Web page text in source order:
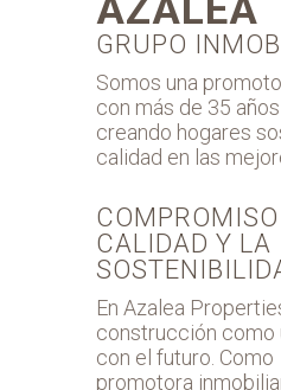
AZALEA
GRUPO
Somos una
con más de 35
creando hogares
calidad en las
CALIDAD Y LA
En Azalea
construcción como
con el futuro. Como
promotora